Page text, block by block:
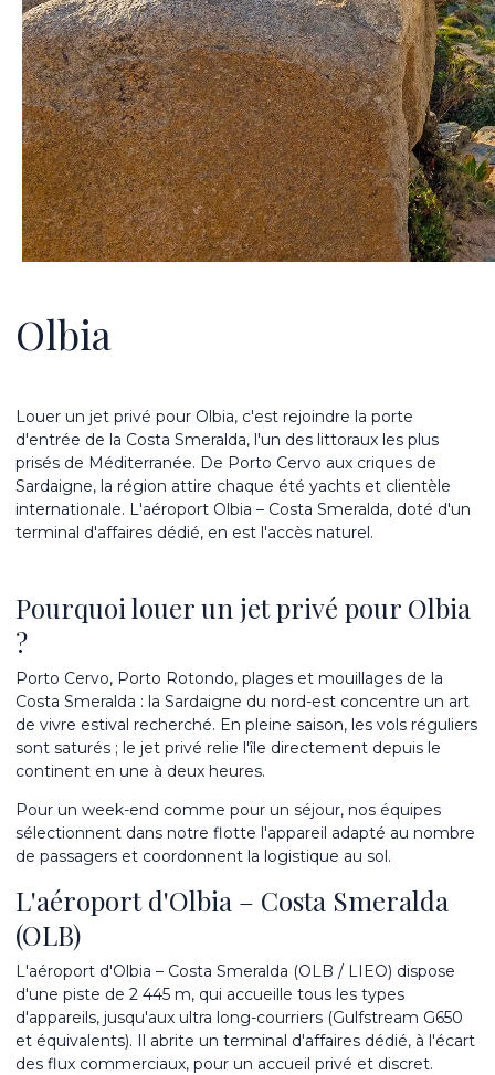
Olbia
Louer un jet privé pour Olbia, c'est rejoindre la porte
d'entrée de la Costa Smeralda, l'un des littoraux les plus
prisés de Méditerranée. De Porto Cervo aux criques de
Sardaigne, la région attire chaque été yachts et clientèle
internationale. L'aéroport Olbia – Costa Smeralda, doté d'un
terminal d'affaires dédié, en est l'accès naturel.
Pourquoi louer un jet privé pour Olbia
?
Porto Cervo, Porto Rotondo, plages et mouillages de la
Costa Smeralda : la Sardaigne du nord-est concentre un art
de vivre estival recherché. En pleine saison, les vols réguliers
sont saturés ; le jet privé relie l'île directement depuis le
continent en une à deux heures.
Pour un week-end comme pour un séjour, nos équipes
sélectionnent dans notre flotte l'appareil adapté au nombre
de passagers et coordonnent la logistique au sol.
L'aéroport d'Olbia – Costa Smeralda
(OLB)
L'aéroport d'Olbia – Costa Smeralda (OLB / LIEO) dispose
d'une piste de 2 445 m, qui accueille tous les types
d'appareils, jusqu'aux ultra long-courriers (Gulfstream G650
et équivalents). Il abrite un terminal d'affaires dédié, à l'écart
des flux commerciaux, pour un accueil privé et discret.